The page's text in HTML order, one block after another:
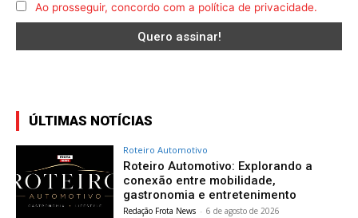
Ao prosseguir, concordo com a política de privacidade.
ÚLTIMAS NOTÍCIAS
Roteiro Automotivo
Roteiro Automotivo: Explorando a
conexão entre mobilidade,
gastronomia e entretenimento
Redação Frota News - 6 de agosto de 2026